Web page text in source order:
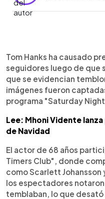
Escuchar
Tom Hanks ha causado
seguidores luego de que
que se evidencian
imágenes fueron
programa "Saturday Night
Lee: Mhoni Vidente
de Navidad
El actor de 68 años
Timers Club", donde
como Scarlett Johansson
los espectadores notaron
temblaban, lo que